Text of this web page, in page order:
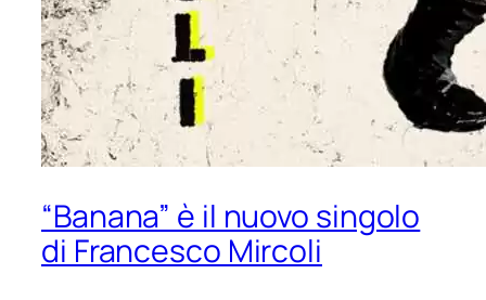
“Banana” è il nuovo singolo
di Francesco Mircoli